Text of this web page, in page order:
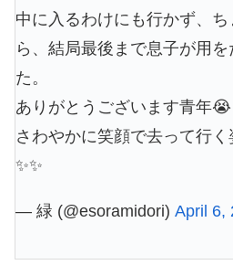
中に入るわけにも行かず、
ら、結局最後まで息子が用
た。
ありがとうございます青年😭
さわやかに笑顔で去って行
✨✨
— 緑 (@esoramidori) April 6,